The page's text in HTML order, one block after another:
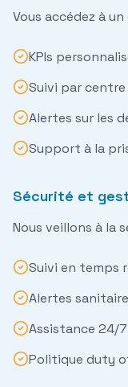
Vous accédez à un
KPIs
Suivi par
Alertes sur les
Support à la
Sécurité et
Nous veillons à la
Suivi en temps
Alertes
Assistance 24/7
Politique duty